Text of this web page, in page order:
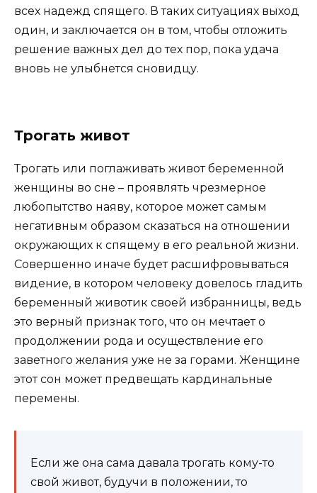
всех надежд спящего. В таких ситуациях выход
один, и заключается он в том, чтобы отложить
решение важных дел до тех пор, пока удача
вновь не улыбнется сновидцу.
Трогать живот
Трогать или поглаживать живот беременной
женщины во сне – проявлять чрезмерное
любопытство наяву, которое может самым
негативным образом сказаться на отношении
окружающих к спящему в его реальной жизни.
Совершенно иначе будет расшифровываться
видение, в котором человеку довелось гладить
беременный животик своей избранницы, ведь
это верный признак того, что он мечтает о
продолжении рода и осуществление его
заветного желания уже не за горами. Женщине
этот сон может предвещать кардинальные
перемены.
Если же она сама давала трогать кому-то
свой живот, будучи в положении, то